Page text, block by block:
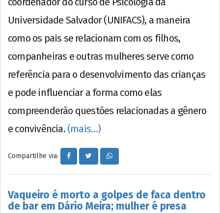
Universidade Salvador (UNIFACS), a maneira
como os pais se relacionam com os filhos,
companheiras e outras mulheres serve como
referência para o desenvolvimento das crianças
e pode influenciar a forma como elas
compreenderão questões relacionadas a gênero
e convivência. (mais…)
Compartilhe via:
Vaqueiro é morto a golpes de faca dentro
de bar em Dário Meira; mulher é presa